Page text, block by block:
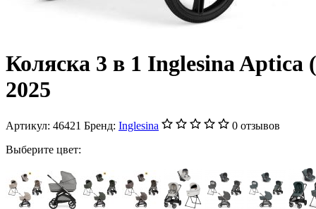
Коляска 3 в 1 Inglesina
2025
Артикул: 46421 Бренд: Inglesina
0 отзывов
Выберите цвет: